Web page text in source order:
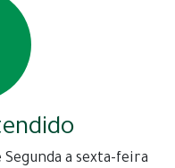
a sexta-feira